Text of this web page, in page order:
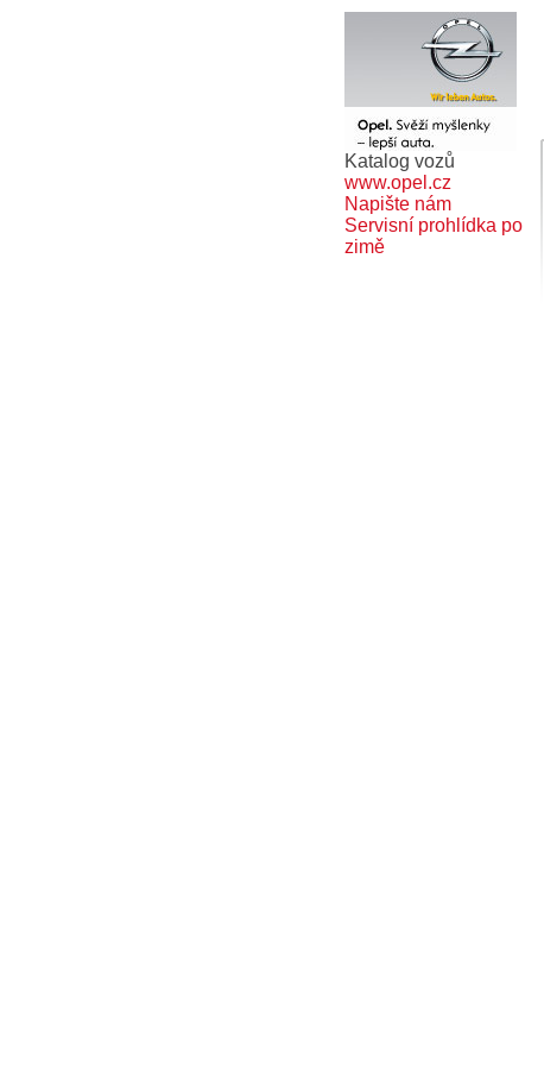
Katalog vozů
www.opel.cz
Napište nám
Servisní prohlídka po
zimě